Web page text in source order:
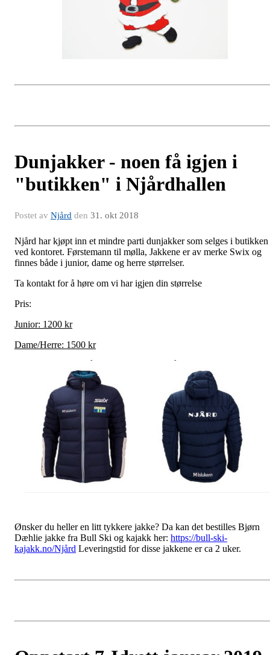
Dunjakker - noen få igjen i
"butikken" i Njårdhallen
Postet av Njård den 31. okt 2018
Njård har kjøpt inn et mindre parti dunjakker som selges i butikken
ved kontoret. Førstemann til mølla, Jakkene er av merke Swix og
finnes både i junior, dame og herre størrelser.
Ta kontakt for å høre om vi har igjen din størrelse
Pris:
Junior: 1200 kr
Dame/Herre: 1500 kr
Ønsker du heller en litt tykkere jakke? Da kan det bestilles Bjørn
Dæhlie jakke fra Bull Ski og kajakk her: https://bull-ski-
kajakk.no/Njård Leveringstid for disse jakkene er ca 2 uker.